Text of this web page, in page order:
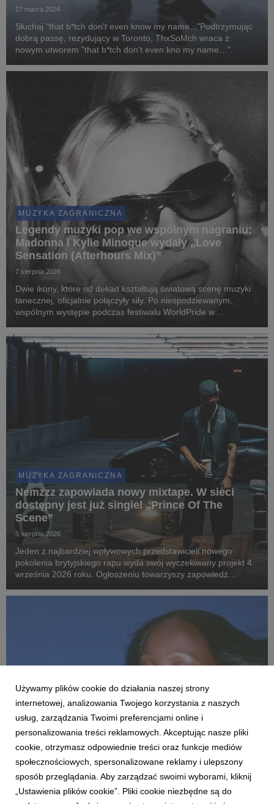
27 marca 2024
Słuchaj "that b*tch don't even know my name..."Podtrzymując
dobrą passę, rezydujący w Toronto, ThxSoMch wraca z
nowym utworem "that b*tch don’t even kno my name…".
MUZYKA ZAGRANICZNA
Legendy muzyki pop we wspólnym nagraniu:
Madonna i Kylie Minogue wydały „Love
Sensation (Afterhours Mix)”
7 sierpnia 2026
Dwie ikony, które od dekad kształtują światową scenę muzyki
tanecznej, oficjalnie połączyły siły. Po niespodziewanym,
wspólnym występie podczas festiwalu WorldPride w
Sensation (Afterhours Mix)”.
MUZYKA ZAGRANICZNA
Nemzzz zapowiada nowy mixtape. W sieci
dostępny jest już singiel „Prince Of The
Scene”
5 sierpnia 2026
Jeden z najbardziej wpływowych przedstawicieli nowego
pokolenia brytyjskiego rapu wyda swój wyczekiwany projekt 4
września 2026 roku. Ogłoszeniu towarzyszy zapowiedź
MUZYKA ZAGRANICZNA
Rachel Chinouriri prezentuje „One song away
from crying”, pierwszą zapowiedź albumu „I
think I spoke too soon”
5 sierpnia 2026
Używamy plików cookie do działania naszej strony
internetowej, analizowania Twojego korzystania z naszych
usług, zarządzania Twoimi preferencjami online i
personalizowania treści reklamowych. Akceptując nasze pliki
cookie, otrzymasz odpowiednie treści oraz funkcje mediów
społecznościowych, spersonalizowane reklamy i ulepszony
sposób przeglądania. Aby zarządzać swoimi wyborami, kliknij
„Ustawienia plików cookie”. Pliki cookie niezbędne są do